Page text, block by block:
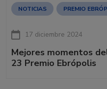
NOTICIAS PREMIO
17 diciembre 2024
Mejores momentos
23 Premio Ebrópolis